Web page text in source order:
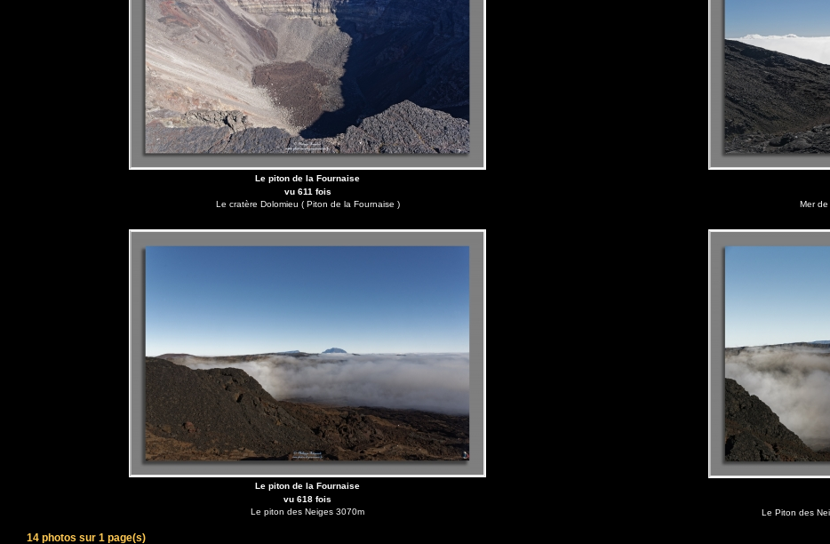
Le piton de la Fournaise
vu 611 fois
Le cratère Dolomieu ( Piton de la Fournaise )
Mer
Le piton de la Fournaise
vu 618 fois
Le piton des Neiges 3070m
Le Piton des
14 photos sur 1 page(s)